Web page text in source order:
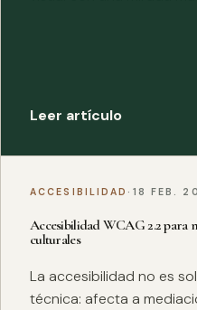
Leer artículo
ACCESIBILIDAD · 18 FEB.
Accesibilidad WCAG 2.2 para
culturales
La accesibilidad no es
técnica: afecta a